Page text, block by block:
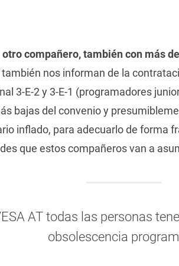
compañero, también con más
nos informan de la
3-E-2 y 3-E-1 (programadores
bajas del convenio y
inflado, para adecuarlo de forma
que estos compañeros van a
AT todas las personas
obsolescencia